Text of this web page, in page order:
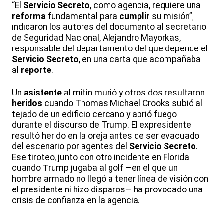
“El Servicio Secreto, como agencia, requiere una
reforma fundamental para cumplir su misión”,
indicaron los autores del documento al secretario
de Seguridad Nacional, Alejandro Mayorkas,
responsable del departamento del que depende el
Servicio Secreto, en una carta que acompañaba
al reporte.
Un asistente al mitin murió y otros dos resultaron
heridos cuando Thomas Michael Crooks subió al
tejado de un edificio cercano y abrió fuego
durante el discurso de Trump. El expresidente
resultó herido en la oreja antes de ser evacuado
del escenario por agentes del Servicio Secreto.
Ese tiroteo, junto con otro incidente en Florida
cuando Trump jugaba al golf —en el que un
hombre armado no llegó a tener línea de visión con
el presidente ni hizo disparos— ha provocado una
crisis de confianza en la agencia.